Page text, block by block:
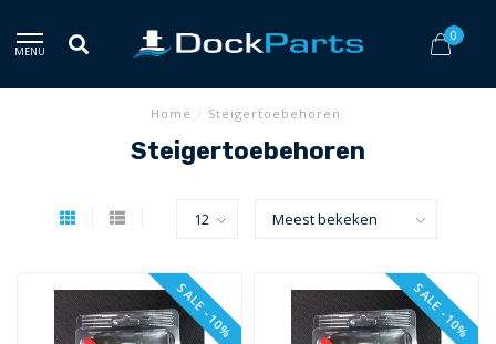
MENU
0
Home / Steigertoebehoren
Steigertoebehoren
SALE -10% SALE -10%